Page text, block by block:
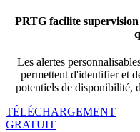
PRTG facilite
Les alertes
permettent d'identifier et
potentiels de disponibilité,
TÉLÉCHARGEMENT
GRATUIT